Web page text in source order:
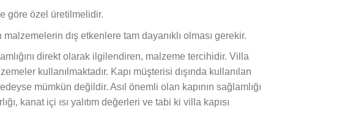
göre özel üretilmelidir.
dış etkenlere tam dayanıklı olması gerekir.
direkt olarak ilgilendiren, malzeme tercihidir. Villa
kullanılmaktadır. Kapı müşterisi dışında kullanılan
mümkün değildir. Asıl önemli olan kapının sağlamlığı
kanat içi ısı yalıtım değerleri ve tabi ki villa kapısı